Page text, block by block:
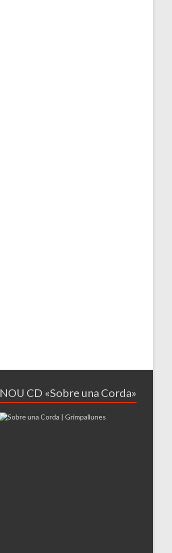
NOU CD «Sobre una Corda»